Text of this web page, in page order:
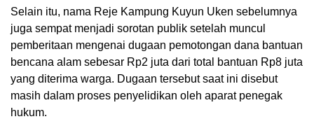
Selain itu, nama Reje Kampung Kuyun Uken sebelumnya
juga sempat menjadi sorotan publik setelah muncul
pemberitaan mengenai dugaan pemotongan dana bantuan
bencana alam sebesar Rp2 juta dari total bantuan Rp8 juta
yang diterima warga. Dugaan tersebut saat ini disebut
masih dalam proses penyelidikan oleh aparat penegak
hukum.